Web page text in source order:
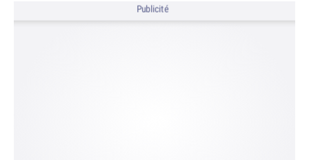
Publicité